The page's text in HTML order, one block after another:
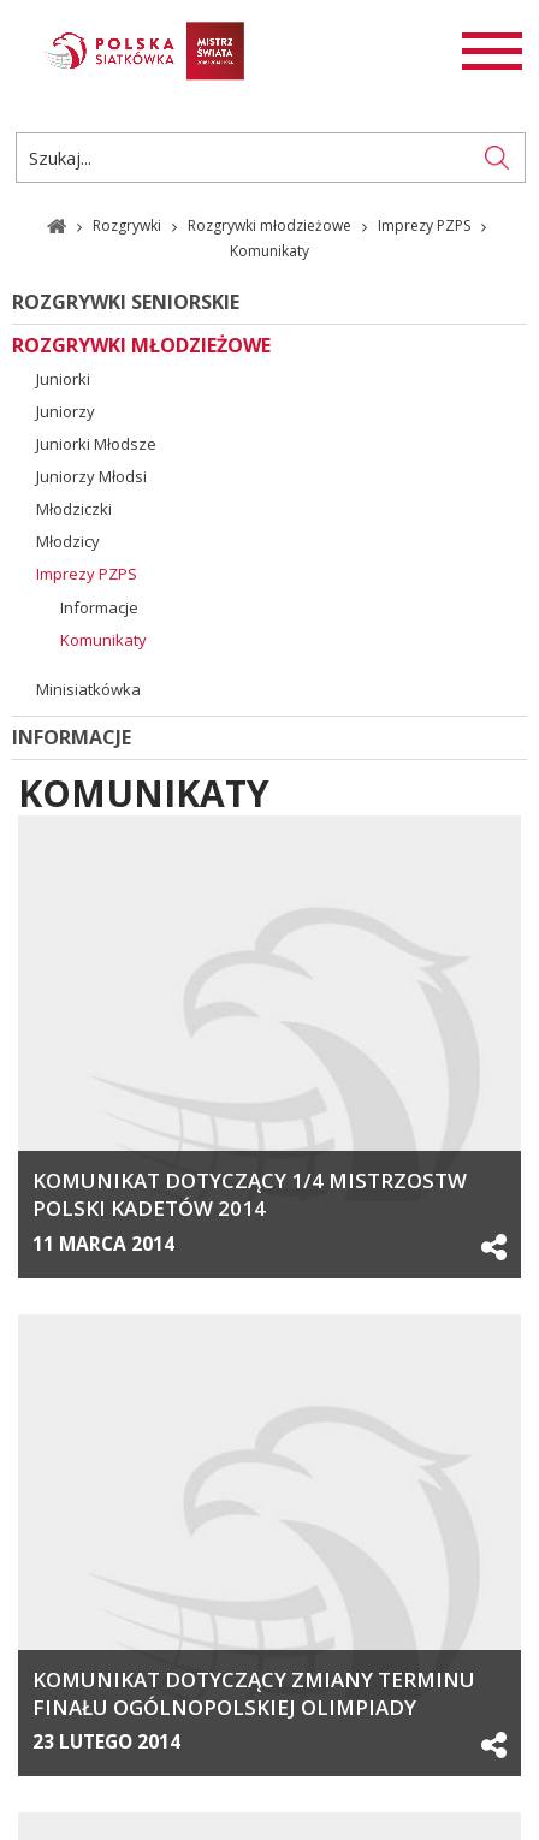
AKTUALNOŚCI
ROZGRYWKI
PL
EN
Rozgrywki Rozgrywki młodzieżowe
Imprezy PZPS
Komunikaty
ROZGRYWKI SENIORSKIE
ROZGRYWKI MŁODZIEŻOWE
Juniorki
Juniorzy
Juniorki Młodsze
Juniorzy Młodsi
Młodziczki
Młodzicy
Imprezy PZPS
Informacje
Komunikaty
Minisiatkówka
INFORMACJE
KOMUNIKATY
KOMUNIKAT DOTYCZĄCY 1/4 MISTRZOSTW
POLSKI KADETÓW 2014
11 MARCA 2014
KOMUNIKAT DOTYCZĄCY ZMIANY TERMINU
FINAŁU OGÓLNOPOLSKIEJ OLIMPIADY
MŁODZIEŻY 2014
23 LUTEGO 2014